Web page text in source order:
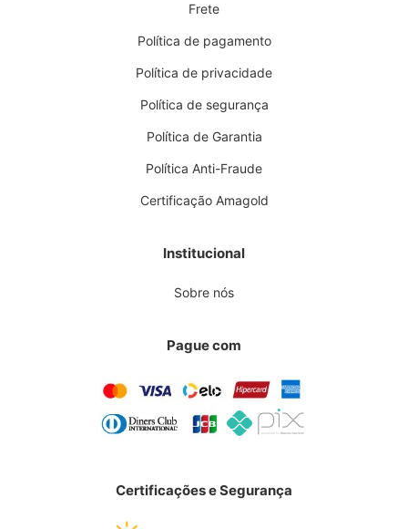
Frete
Política de pagamento
Política de privacidade
Política de segurança
Política de Garantia
Política Anti-Fraude
Certificação Amagold
Institucional
Sobre nós
Pague com
Certificações e Segurança